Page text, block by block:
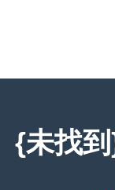
{未找